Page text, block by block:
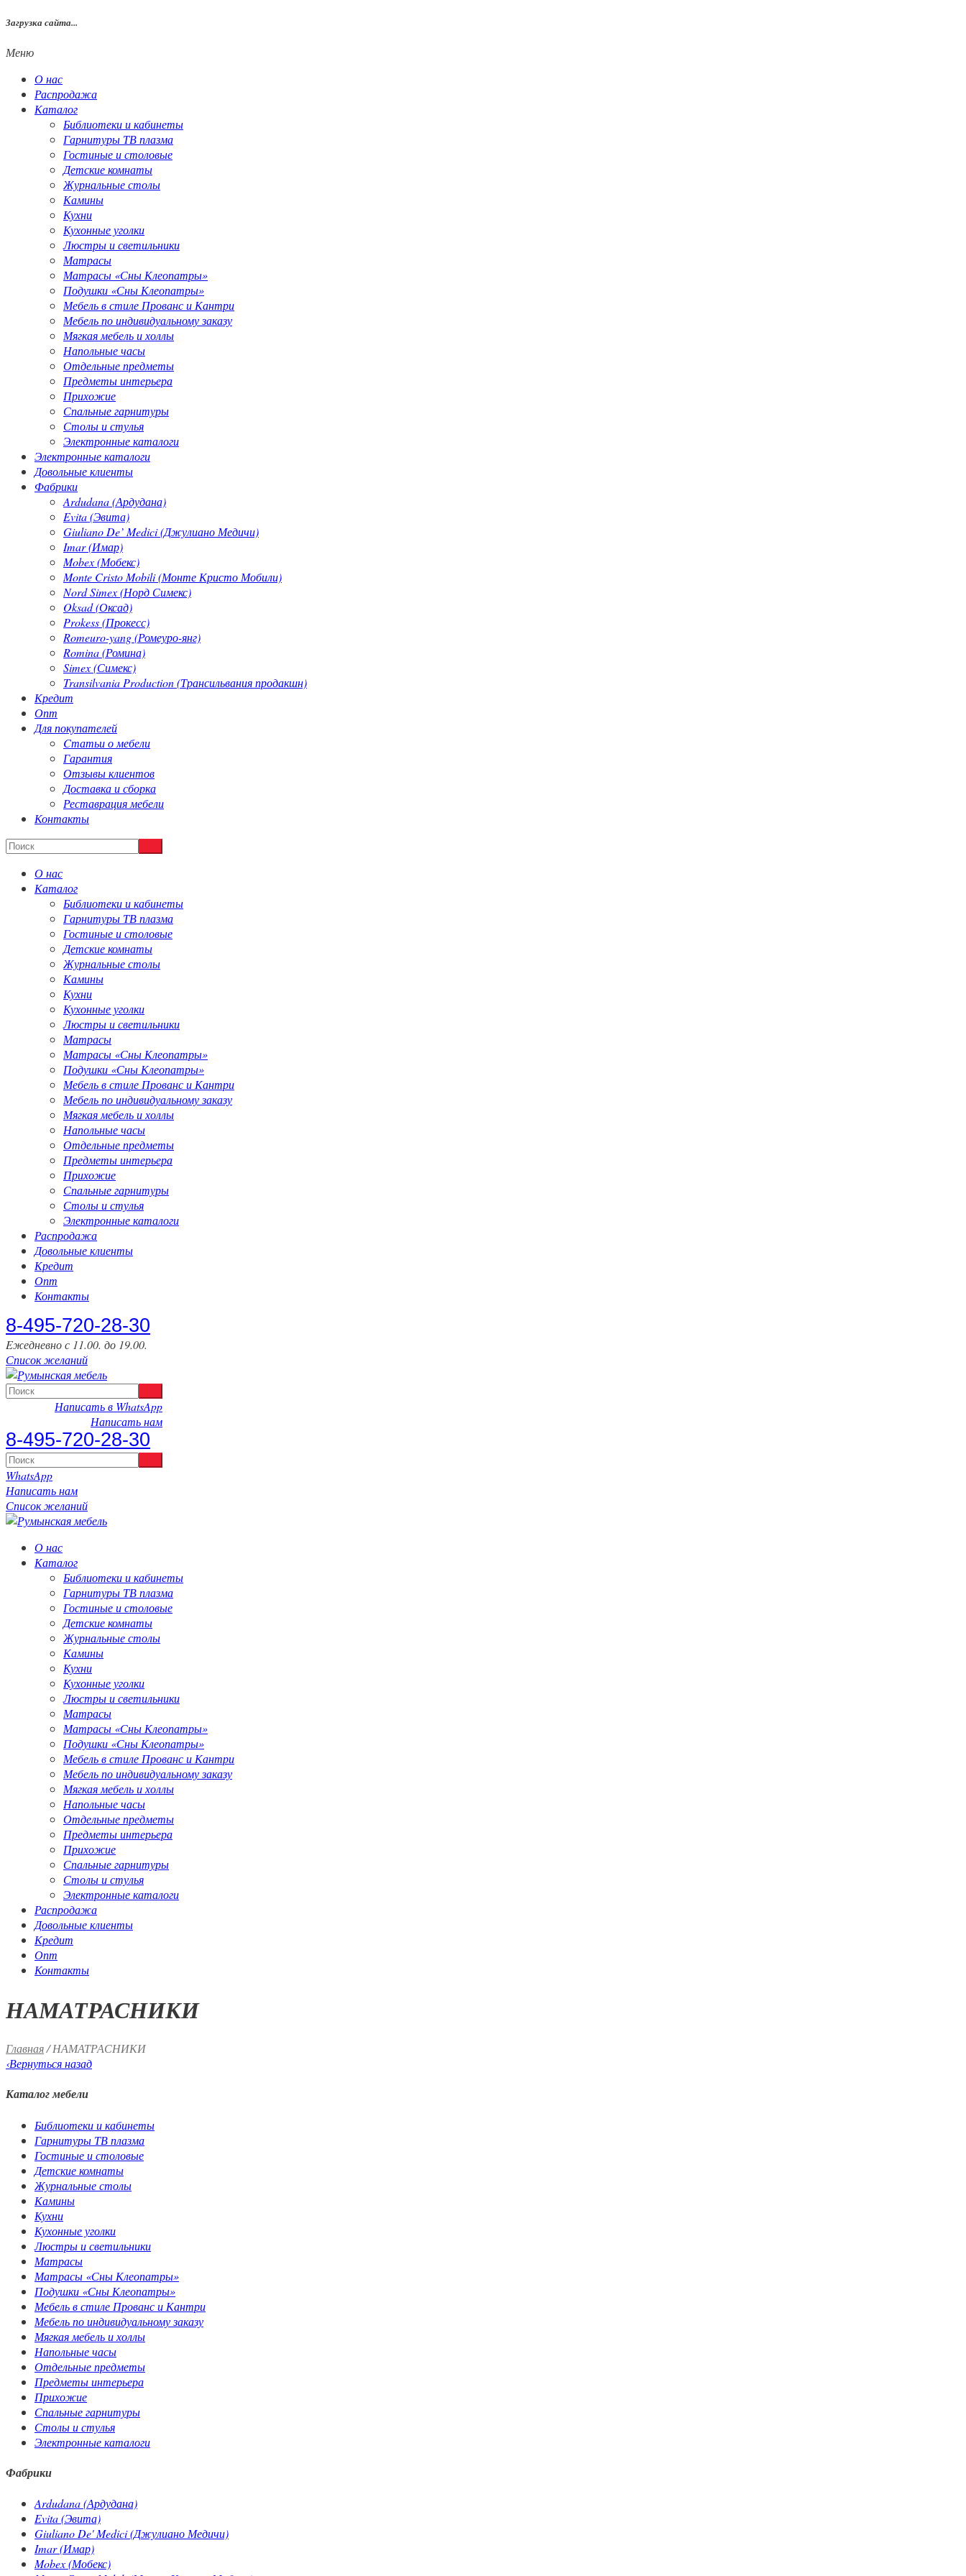
Загрузка сайта...
Меню
О нас
Распродажа
Каталог
Библиотеки и кабинеты
Гарнитуры ТВ плазма
Гостиные и столовые
Детские комнаты
Журнальные столы
Камины
Кухни
Кухонные уголки
Люстры и светильники
Матрасы
Матрасы «Сны Клеопатры»
Подушки «Сны Клеопатры»
Мебель в стиле Прованс и Кантри
Мебель по индивидуальному заказу
Мягкая мебель и холлы
Напольные часы
Отдельные предметы
Предметы интерьера
Прихожие
Спальные гарнитуры
Столы и стулья
Электронные каталоги
Электронные каталоги
Довольные клиенты
Фабрики
Ardudana (Ардудана)
Evita (Эвита)
Giuliano De’ Medici (Джулиано Медичи)
Imar (Имар)
Mobex (Мобекс)
Monte Cristo Mobili (Монте Кристо Мобили)
Nord Simex (Норд Симекс)
Oksad (Оксад)
Prokess (Прокесс)
Romeuro-yang (Ромеуро-янг)
Romina (Ромина)
Simex (Симекс)
Transilvania Production (Трансильвания продакшн)
Кредит
Опт
Для покупателей
Cтатьи о мебели
Гарантия
Отзывы клиентов
Доставка и сборка
Реставрация мебели
Контакты
О нас
Каталог
Библиотеки и кабинеты
Гарнитуры ТВ плазма
Гостиные и столовые
Детские комнаты
Журнальные столы
Камины
Кухни
Кухонные уголки
Люстры и светильники
Матрасы
Матрасы «Сны Клеопатры»
Подушки «Сны Клеопатры»
Мебель в стиле Прованс и Кантри
Мебель по индивидуальному заказу
Мягкая мебель и холлы
Напольные часы
Отдельные предметы
Предметы интерьера
Прихожие
Спальные гарнитуры
Столы и стулья
Электронные каталоги
Распродажа
Довольные клиенты
Кредит
Опт
Контакты
‎8-495-720-28-30
Eжедневно с 11.00. до 19.00.
Список желаний
Написать в WhatsApp
Написать нам
‎8-495-720-28-30
WhatsApp
Написать нам
Список желаний
О нас
Каталог
Библиотеки и кабинеты
Гарнитуры ТВ плазма
Гостиные и столовые
Детские комнаты
Журнальные столы
Камины
Кухни
Кухонные уголки
Люстры и светильники
Матрасы
Матрасы «Сны Клеопатры»
Подушки «Сны Клеопатры»
Мебель в стиле Прованс и Кантри
Мебель по индивидуальному заказу
Мягкая мебель и холлы
Напольные часы
Отдельные предметы
Предметы интерьера
Прихожие
Спальные гарнитуры
Столы и стулья
Электронные каталоги
Распродажа
Довольные клиенты
Кредит
Опт
Контакты
НАМАТРАСНИКИ
Главная/НАМАТРАСНИКИ
‹Вернуться назад
Каталог мебели
Библиотеки и кабинеты
Гарнитуры ТВ плазма
Гостиные и столовые
Детские комнаты
Журнальные столы
Камины
Кухни
Кухонные уголки
Люстры и светильники
Матрасы
Матрасы «Сны Клеопатры»
Подушки «Сны Клеопатры»
Мебель в стиле Прованс и Кантри
Мебель по индивидуальному заказу
Мягкая мебель и холлы
Напольные часы
Отдельные предметы
Предметы интерьера
Прихожие
Спальные гарнитуры
Столы и стулья
Электронные каталоги
Фабрики
Ardudana (Ардудана)
Evita (Эвита)
Giuliano De' Medici (Джулиано Медичи)
Imar (Имар)
Mobex (Мобекс)